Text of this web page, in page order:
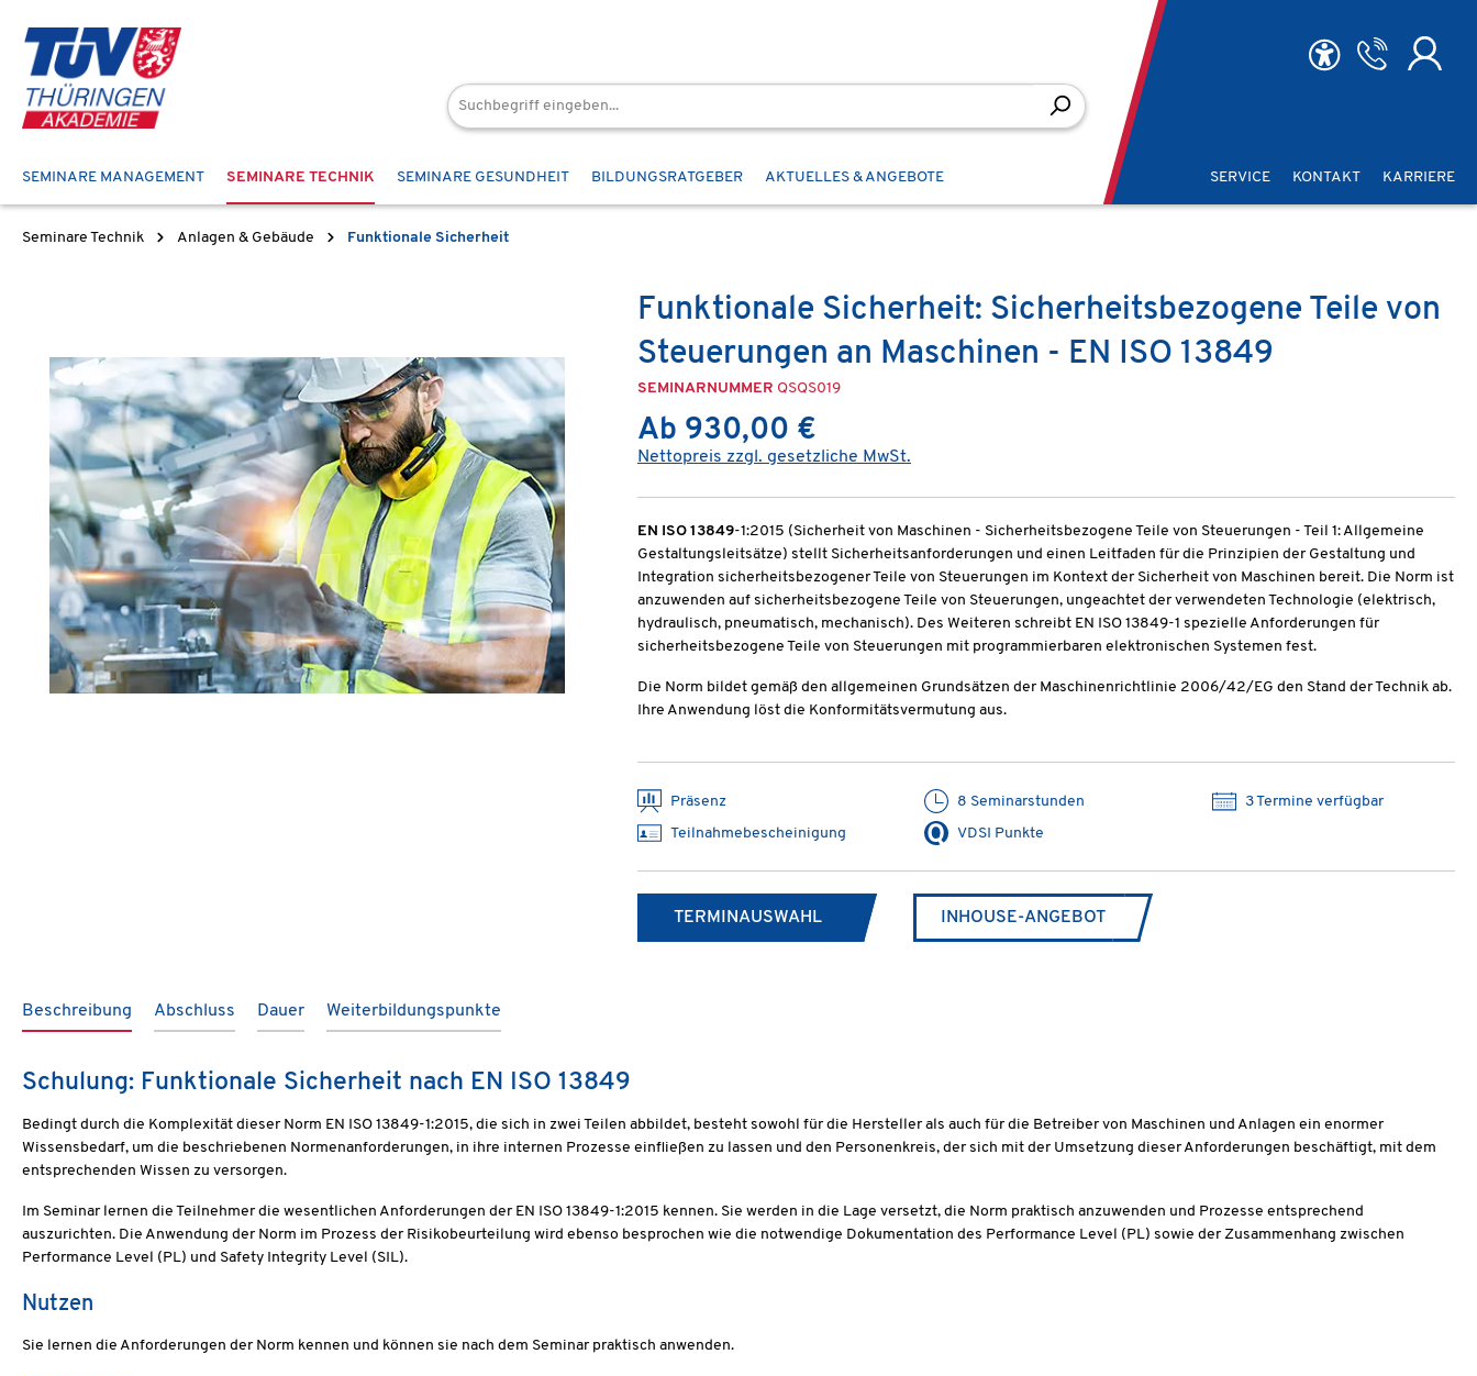
Hauptinhalt springen
Zur Suche springen
Zur Hauptnavigation springen
SEMINARE MANAGEMENT SEMINARE TECHNIK SEMINARE GESUNDHEIT BILDUNGSRATGEBER AKTUELLES & ANGEBOTE SERVICE KONTAKT KARRIERE
Seminare Technik Anlagen & Gebäude Funktionale Sicherheit
Funktionale Sicherheit: Sicherheitsbezogene Teile von
Steuerungen an Maschinen - EN ISO 13849
SEMINARNUMMER QSQS019
Ab 930,00 €
Nettopreis zzgl. gesetzliche MwSt.
EN ISO 13849-1:2015 (Sicherheit von Maschinen - Sicherheitsbezogene Teile von Steuerungen - Teil 1: Allgemeine
Gestaltungsleitsätze) stellt Sicherheitsanforderungen und einen Leitfaden für die Prinzipien der Gestaltung und
Integration sicherheitsbezogener Teile von Steuerungen im Kontext der Sicherheit von Maschinen bereit. Die Norm ist
anzuwenden auf sicherheitsbezogene Teile von Steuerungen, ungeachtet der verwendeten Technologie (elektrisch,
hydraulisch, pneumatisch, mechanisch). Des Weiteren schreibt EN ISO 13849-1 spezielle Anforderungen für
sicherheitsbezogene Teile von Steuerungen mit programmierbaren elektronischen Systemen fest.
Die Norm bildet gemäß den allgemeinen Grundsätzen der Maschinenrichtlinie 2006/42/EG den Stand der Technik ab.
Ihre Anwendung löst die Konformitätsvermutung aus.
Präsenz 8 Seminarstunden
3 Termine verfügbar
Teilnahmebescheinigung
VDSI Punkte
TERMINAUSWAHL INHOUSE-ANGEBOT
Beschreibung Abschluss Dauer Weiterbildungspunkte
Schulung: Funktionale Sicherheit nach EN ISO 13849
Bedingt durch die Komplexität dieser Norm EN ISO 13849-1:2015, die sich in zwei Teilen abbildet, besteht sowohl für die Hersteller als auch für die Betreiber von Maschinen und Anlagen ein enormer
Wissensbedarf, um die beschriebenen Normenanforderungen, in ihre internen Prozesse einfließen zu lassen und den Personenkreis, der sich mit der Umsetzung dieser Anforderungen beschäftigt, mit dem
entsprechenden Wissen zu versorgen.
Im Seminar lernen die Teilnehmer die wesentlichen Anforderungen der EN ISO 13849-1:2015 kennen. Sie werden in die Lage versetzt, die Norm praktisch anzuwenden und Prozesse entsprechend
auszurichten. Die Anwendung der Norm im Prozess der Risikobeurteilung wird ebenso besprochen wie die notwendige Dokumentation des Performance Level (PL) sowie der Zusammenhang zwischen
Performance Level (PL) und Safety Integrity Level (SIL).
Nutzen
Sie lernen die Anforderungen der Norm kennen und können sie nach dem Seminar praktisch anwenden.